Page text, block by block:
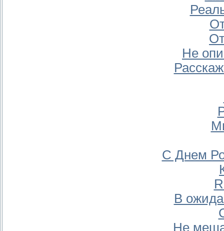
Не
С Днем
В
Не